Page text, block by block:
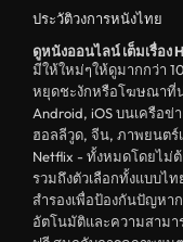
ประวัติวงการหนังไทย
ดูหนังออนไลน์ เต็มเรื่อง
มีให้ใหม่ๆให้ดูมากกว่า
หยุดชะงักหรือโฆษณาที่
Android, iOS บนเครือข่
ฮอลลีวูด, จีน, ภาพยนต
Netflix - ทั้งหมดโดยไม่ต้
รวมถึงตัวเลือกทั้งแบบไ
สำรองเพื่อป้องกันปัญหา
อัตโนมัติและความสาม